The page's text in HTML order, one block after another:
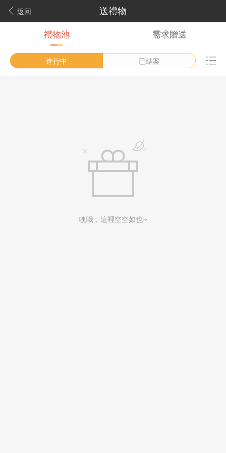
返回 送禮物
禮物池 需求贈送
進行中 已結案
噢哦，這裡空空如也~